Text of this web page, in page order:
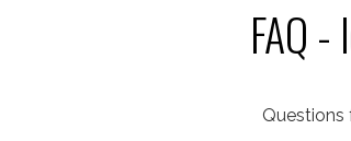
FAQ
Questions